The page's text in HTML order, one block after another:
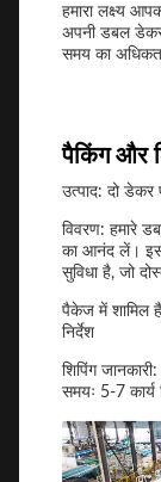
हमारा लक्ष्य
अपनी डबल
समय का
पैकिंग और
उत्पाद: दो डेकर
विवरण: हमारे
का आनंद लें। इस
सुविधा है, जो
पैकेज में शामिल
निर्देश
शिपिंग
समयः 5-7 कार्य